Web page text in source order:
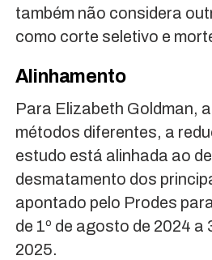
também não considera
como corte seletivo e
Alinhamento
Para Elizabeth Goldman,
métodos diferentes, a
estudo está alinhada ao
desmatamento dos
apontado pelo Prodes
de 1º de agosto de 2024 a
2025.